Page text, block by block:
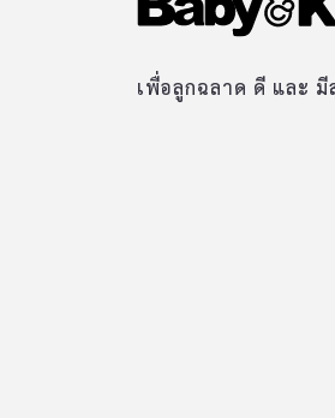
เพื่อลูกฉลาด ดี และ มี